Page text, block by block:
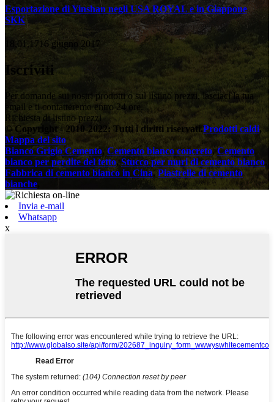
Esportazione di Yinshan negli USA ROYAL e in Giappone
SKK
18,01,1716 giugno 2017
Iscriviti
Per domande sui nostri prodotti o sul listino prezzi, lasciaci la tua
email e ti contatteremo entro 24 ore.
Richiesta di listino prezzi
© Copyright - 2010-2022: Tutti i diritti riservati.Prodotti caldi,
Mappa del sito
Bianco Grigio Cemento, Cemento bianco concreto,Cemento
bianco per perdite del tetto, Stucco per muri di cemento bianco,
Fabbrica di cemento bianco in Cina, Piastrelle di cemento
bianche
Invia e-mail
Whatsapp
x